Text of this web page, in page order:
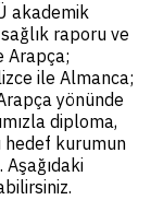
akademik
raporu ve
Arapça;
ile Almanca;
yönünde
diploma,
hedef kurumun
Aşağıdaki